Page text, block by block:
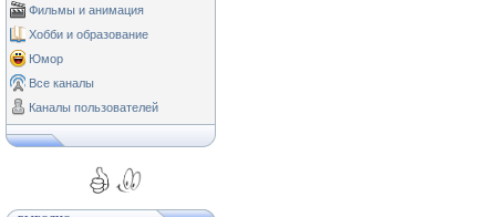
Фильмы и анимация
Хобби и образование
Юмор
Все каналы
Каналы пользователей